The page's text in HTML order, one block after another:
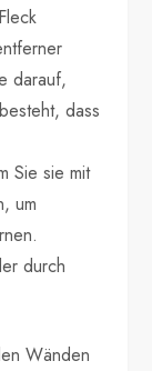
darauf,
dass
Sie sie mit
um
durch
Wänden